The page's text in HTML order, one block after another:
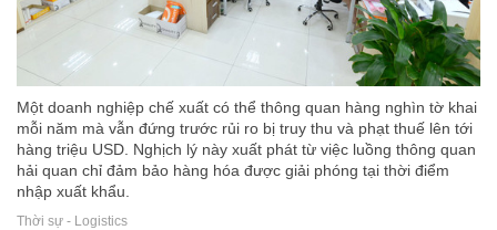
Một doanh nghiệp chế xuất có thể thông quan hàng nghìn tờ khai
mỗi năm mà vẫn đứng trước rủi ro bị truy thu và phạt thuế lên tới
hàng triệu USD. Nghịch lý này xuất phát từ việc luồng thông quan
hải quan chỉ đảm bảo hàng hóa được giải phóng tại thời điểm
nhập xuất khẩu.
Thời sự - Logistics